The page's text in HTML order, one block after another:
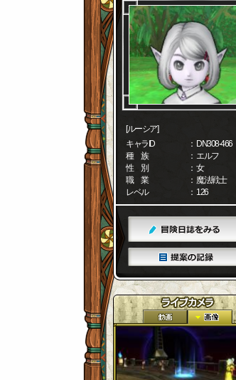
[ルーシア]
キャラID
： DN308-466
種 族
： エルフ
性 別
： 女
職 業
： 魔法戦士
レベル
： 126